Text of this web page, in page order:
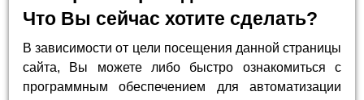
Что Вы сейчас хотите сделать?
В зависимости от цели посещения данной страницы
сайта, Вы можете либо быстро ознакомиться с
программным обеспечением для автоматизации